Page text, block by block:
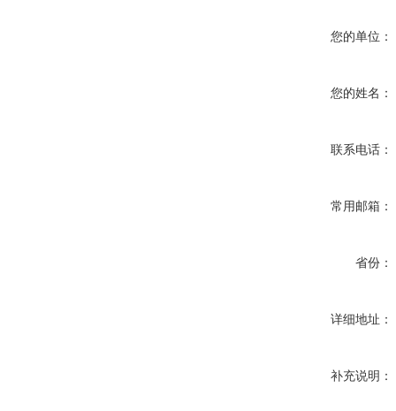
您的单位：
您的姓名：
联系电话：
常用邮箱：
省份：
详细地址：
补充说明：